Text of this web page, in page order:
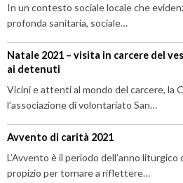
In un contesto sociale locale che
profonda sanitaria, sociale…
Natale 2021 – visita in carcere del
ai detenuti
Vicini e attenti al mondo del carcere, la
l’associazione di volontariato San…
Avvento di carità 2021
L’Avvento è il periodo dell’anno
propizio per tornare a riflettere…